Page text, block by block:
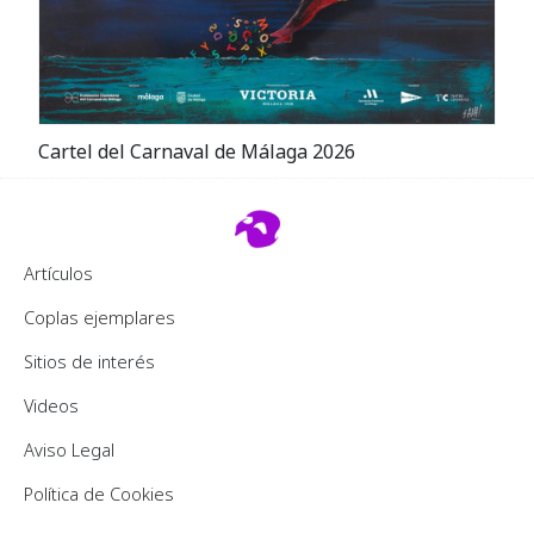
Cartel del Carnaval de Málaga 2026
Footer 2
Artículos
Coplas ejemplares
Sitios de interés
Videos
Pie de página
Aviso Legal
Política de Cookies